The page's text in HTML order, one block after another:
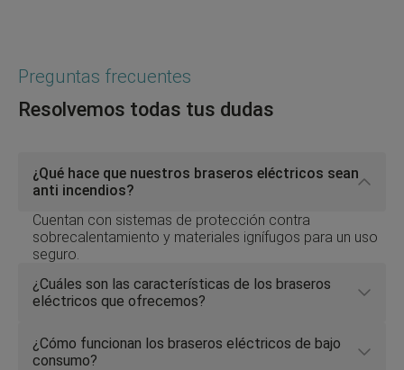
Preguntas frecuentes
Resolvemos todas tus dudas
¿Qué hace que nuestros braseros eléctricos sean
anti incendios?
Click to toggle answer
Cuentan con sistemas de protección contra
sobrecalentamiento y materiales ignífugos para un uso
seguro.
¿Cuáles son las características de los braseros
eléctricos que ofrecemos?
Click to toggle answer
¿Cómo funcionan los braseros eléctricos de bajo
consumo?
Click to toggle answer